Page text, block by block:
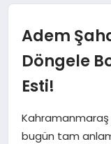
AFŞİN
ÇAĞLAYANCERİT
BİZE ULAŞIN
GÖKSUN
Adem
Döngele
Esti!
bugün tam